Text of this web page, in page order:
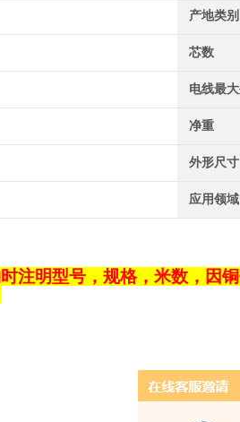
产地类别
芯数
电线最
净重
外形尺寸
应用领域
注明型号，规格，米数，因